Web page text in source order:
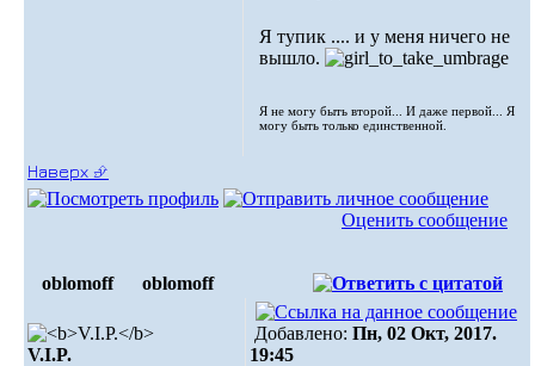
Я тупик .... и у меня ничего не
вышло.
Я не могу быть второй... И даже первой... Я
могу быть только единственной.
Наверх ⮵
Оценить сообщение
oblomoff oblomoff
V.I.P.
Добавлено: Пн, 02 Окт, 2017.
19:45